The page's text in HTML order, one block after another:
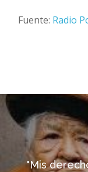
Fuente: Radio
"Mis